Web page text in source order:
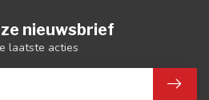
nieuwsbrief
laatste acties